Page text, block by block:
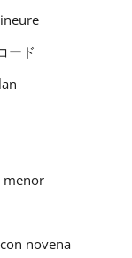
ード
menor
novena